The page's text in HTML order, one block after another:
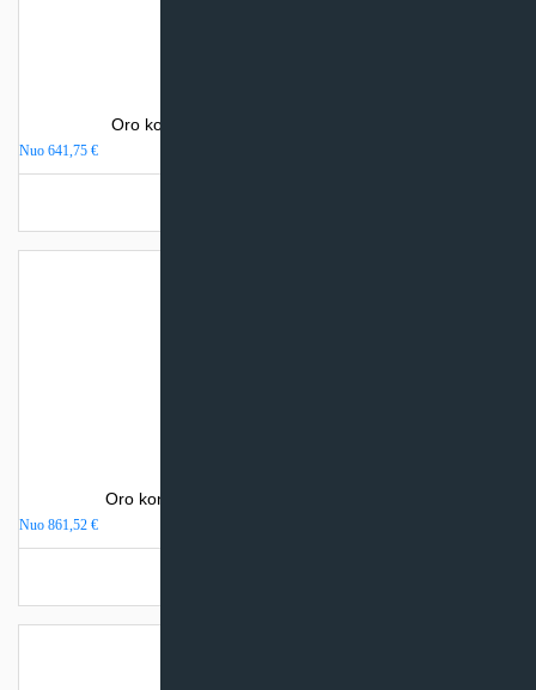
Oro kondicionierius Gree LOMO NORDIC
Nuo 641,75 €
Oro kondicionierius Electrolux AVALANCHE
Nuo 861,52 €